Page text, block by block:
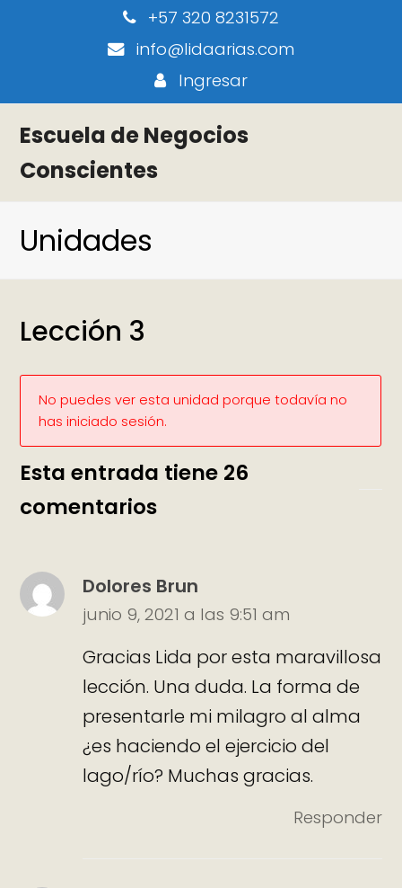
+57 320 8231572
info@lidaarias.com
Ingresar
Escuela de Negocios
Conscientes
Unidades
Lección 3
No puedes ver esta unidad porque todavía no
has iniciado sesión.
Esta entrada tiene 26
comentarios
Dolores Brun
junio 9, 2021 a las 9:51 am
Gracias Lida por esta maravillosa
lección. Una duda. La forma de
presentarle mi milagro al alma
¿es haciendo el ejercicio del
lago/río? Muchas gracias.
Responder